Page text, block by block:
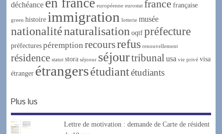
déchéance européenne eurostat france française
green histoire immigration lotterie musée
nationaliténaturalisation oqtf préfecture
préfectures péremption recoursrefus renouvellement
résidence statut stora séjoour séjourtribunal usa vie privé visa
étranger étrangersétudiantétudiants
Plus lus
Lettre de motivation : demande de Carte de résident